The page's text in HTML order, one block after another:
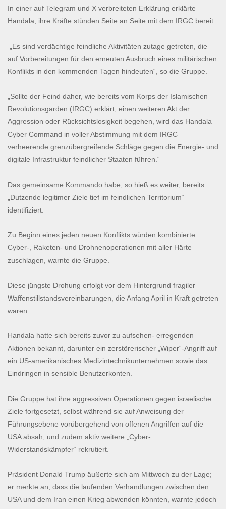
In einer auf Telegram und X verbreiteten Erklärung erklärte
Handala, ihre Kräfte stünden Seite an Seite mit dem IRGC bereit.
„Es sind verdächtige feindliche Aktivitäten zutage getreten, die
auf Vorbereitungen für den erneuten Ausbruch eines militärischen
Konflikts in den kommenden Tagen hindeuten“, so die Gruppe.
„Sollte der Feind daher, wie bereits vom Korps der Islamischen
Revolutionsgarden (IRGC) erklärt, einen weiteren Akt der
Aggression oder Rücksichtslosigkeit begehen, wird das Handala
Cyber ​​Command in voller Abstimmung mit dem IRGC
verheerende grenzübergreifende Schläge gegen die Energie- und
digitale Infrastruktur feindlicher Staaten führen.“
Das gemeinsame Kommando habe, so hieß es weiter, bereits
„Dutzende legitimer Ziele tief im feindlichen Territorium“
identifiziert.
Zu Beginn eines jeden neuen Konflikts würden kombinierte
Cyber-, Raketen- und Drohnenoperationen mit aller Härte
zuschlagen, warnte die Gruppe.
Diese jüngste Drohung erfolgt vor dem Hintergrund fragiler
Waffenstillstandsvereinbarungen, die Anfang April in Kraft getreten
waren.
Handala hatte sich bereits zuvor zu aufsehen- erregenden
Aktionen bekannt, darunter ein zerstörerischer „Wiper“-Angriff auf
ein US-amerikanisches Medizintechnikunternehmen sowie das
Eindringen in sensible Benutzerkonten.
Die Gruppe hat ihre aggressiven Operationen gegen israelische
Ziele fortgesetzt, selbst während sie auf Anweisung der
Führungsebene vorübergehend von offenen Angriffen auf die
USA absah, und zudem aktiv weitere „Cyber-
Widerstandskämpfer“ rekrutiert.
Präsident Donald Trump äußerte sich am Mittwoch zu der Lage;
er merkte an, dass die laufenden Verhandlungen zwischen den
USA und dem Iran einen Krieg abwenden könnten, warnte jedoch